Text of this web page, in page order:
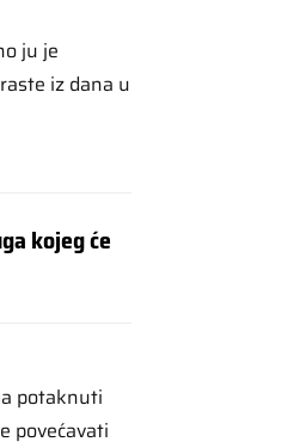
ju je
iz dana u
kojeg će
potaknuti
povećavati